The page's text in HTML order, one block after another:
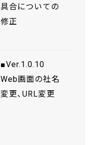
具合についての
修正
■Ver.1.0.10
Web画面の社名
変更、URL変更